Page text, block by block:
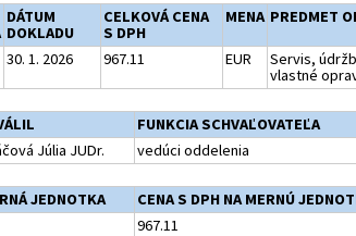
DÁTUM
DOKLADU
CELKOVÁ CENA
S DPH
MENA PREDMET
30. 1. 2026 967.11 EUR
Servis,
vlastné
FUNKCIA SCHVAĽOVATEĽA
Júlia JUDr. vedúci oddelenia
JEDNOTKA CENA S DPH NA MERNÚ
967.11